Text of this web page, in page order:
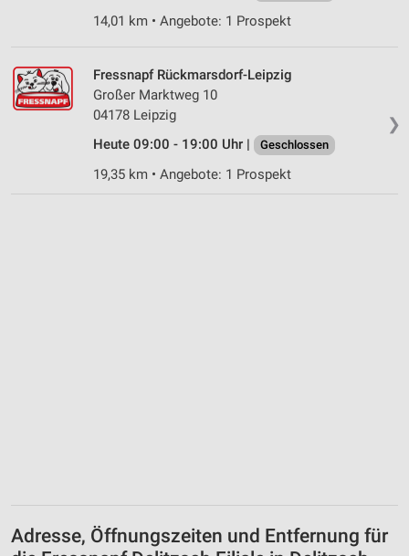
14,01 km • Angebote: 1 Prospekt
❯
Fressnapf Rückmarsdorf-Leipzig
Großer Marktweg 10
04178 Leipzig
Heute 09:00 - 19:00 Uhr |
Geschlossen
19,35 km • Angebote: 1 Prospekt
Adresse, Öffnungszeiten und Entfernung für
Performance
Funktional